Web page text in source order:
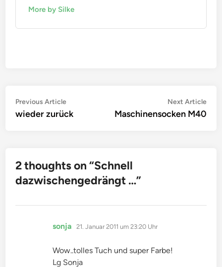
More by Silke
Beitragsnavigation
Previous ArticlePrevious
article:
wieder zurück
Next Article
Maschinensocken M40
2 thoughts on “Schnell
dazwischengedrängt …”
sonja sagt:
21. Januar 2011 um 23:20 Uhr
Wow..tolles Tuch und super Farbe!
Lg Sonja